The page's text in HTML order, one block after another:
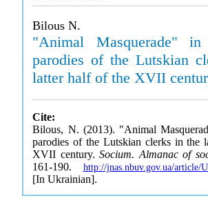
Bilous N.
"Animal Masquerade"
parodies of the Lutskian
latter half of the XVII
Cite:
Bilous, N. (2013). "Animal
parodies of the Lutskian clerks in the
XVII century.Socium. Almanac of
161-190. http://jnas.nbuv.gov.ua/article/
[In Ukrainian].